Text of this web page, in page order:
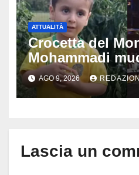
ATTUALITÀ
Crocetta del
Mohammadi
dopo 72 ore di
stato travolto da
AGO 9, 2026
Lascia un